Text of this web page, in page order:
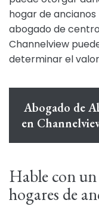
hogar de
abogado de
Channelview
determinar el
Abogado de
en
Hable con
hogares de